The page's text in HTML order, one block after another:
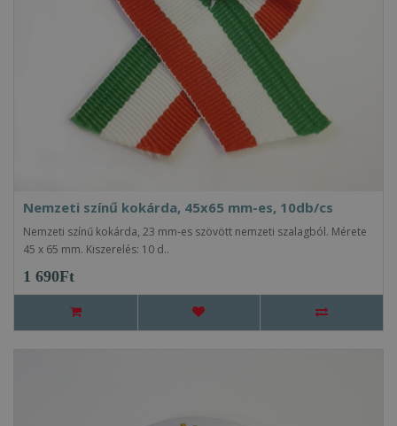
Nemzeti színű kokárda, 45x65 mm-es, 10db/cs
Nemzeti színű kokárda, 23 mm-es szövött nemzeti szalagból. Mérete
45 x 65 mm. Kiszerelés: 10 d..
1 690Ft